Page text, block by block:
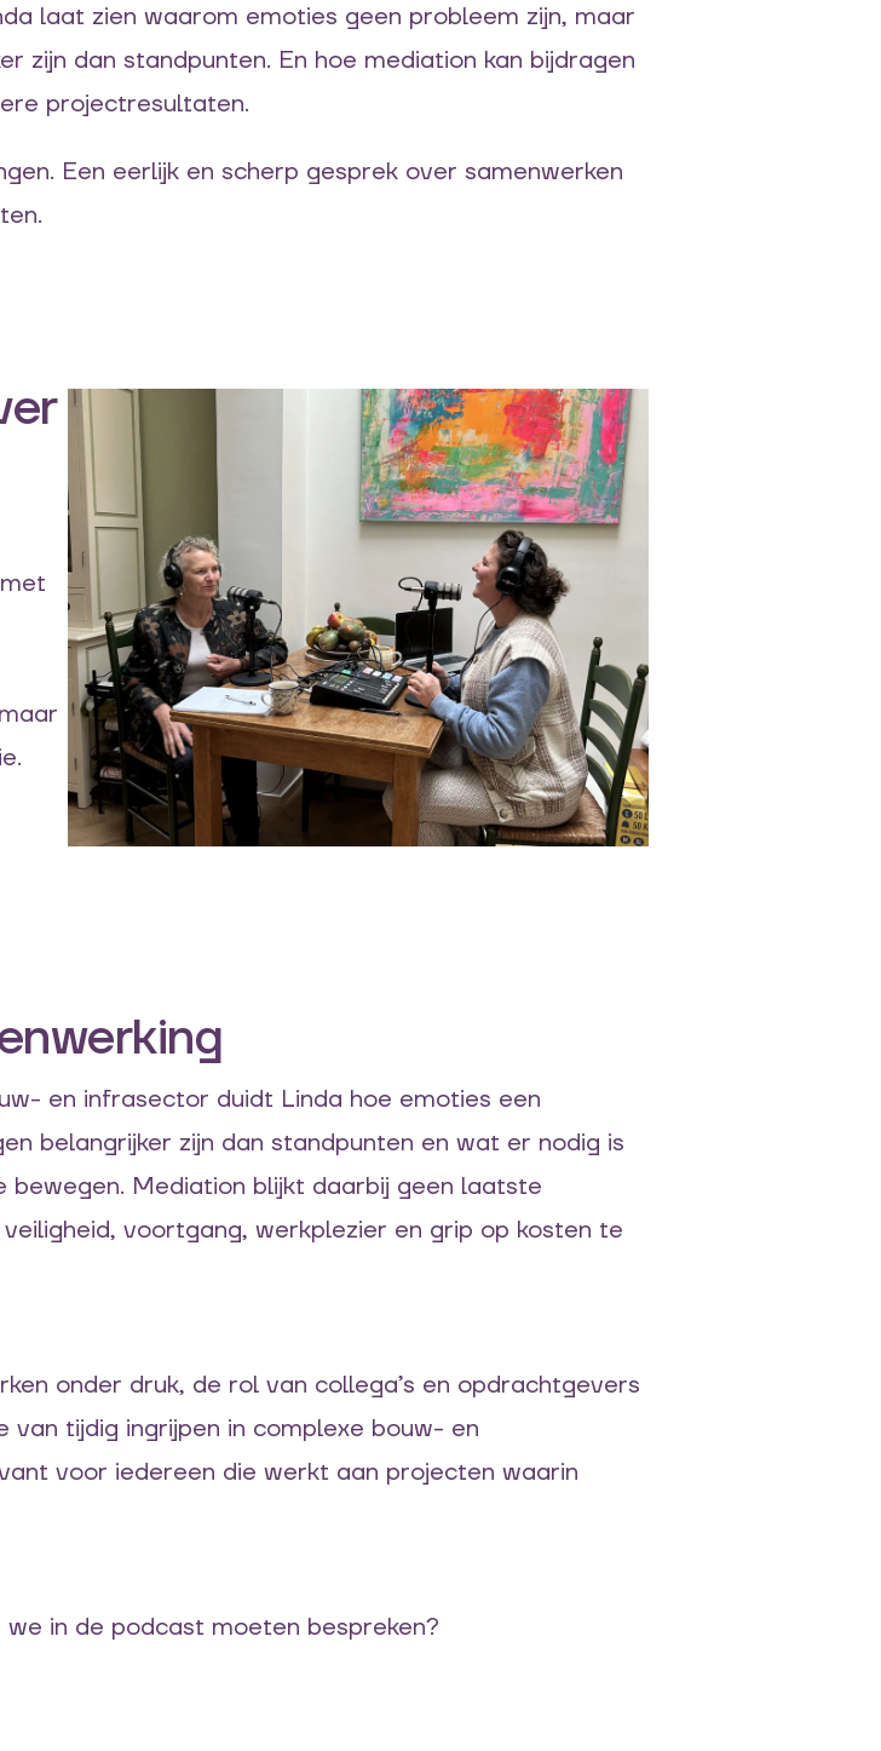
laat zien waarom emoties geen probleem zijn, maar
zijn dan standpunten. En hoe mediation kan bijdragen
projectresultaten.
Een eerlijk en scherp gesprek over samenwerken
en infrasector duidt Linda hoe emoties een
belangrijker zijn dan standpunten en wat er nodig is
bewegen. Mediation blijkt daarbij geen laatste
voortgang, werkplezier en grip op kosten te
onder druk, de rol van collega’s en opdrachtgevers
tijdig ingrijpen in complexe bouw- en
voor iedereen die werkt aan projecten waarin
in de podcast moeten bespreken?